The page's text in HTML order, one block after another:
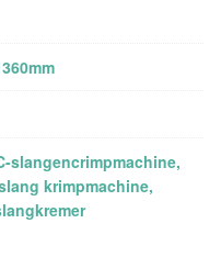
slangencrimpmachine,
krimpmachine,